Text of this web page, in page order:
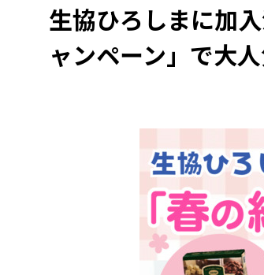
生協ひろしまに加
ャンペーン」で大